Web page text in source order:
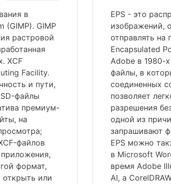
в
(GIMP). GIMP
растровой
XCF
Facility.
и пути,
файлы
премиум-
на
файлов
формат,
или
EPS - это
изображений,
отправлять
Encapsulated
Adobe в 1980-
файлы, в
соединенных
позволяет
разрешения
одной из
запрашивают
EPS можно
в Microsoft
время Adobe
AI, а